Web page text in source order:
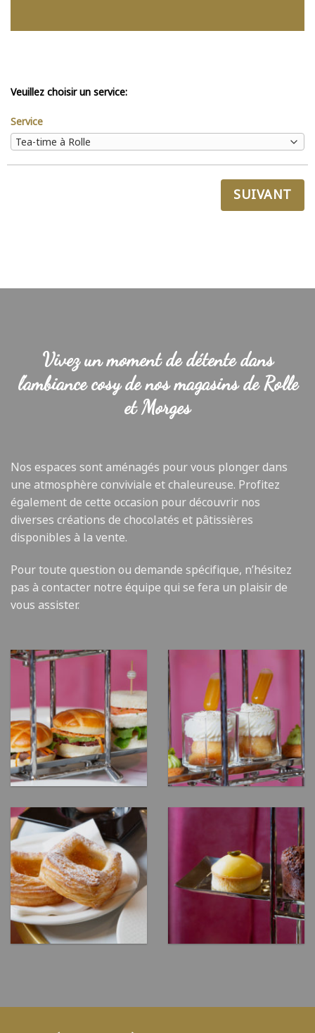
Veuillez choisir un service:
Service
SUIVANT
Vivez un moment de détente dans
l’ambiance cosy de nos magasins de Rolle
et Morges
Nos espaces sont aménagés pour vous plonger dans
une atmosphère conviviale et chaleureuse. Profitez
également de cette occasion pour découvrir nos
diverses créations de chocolatés et pâtissières
disponibles à la vente.
Pour toute question ou demande spécifique, n’hésitez
pas à contacter notre équipe qui se fera un plaisir de
vous assister.